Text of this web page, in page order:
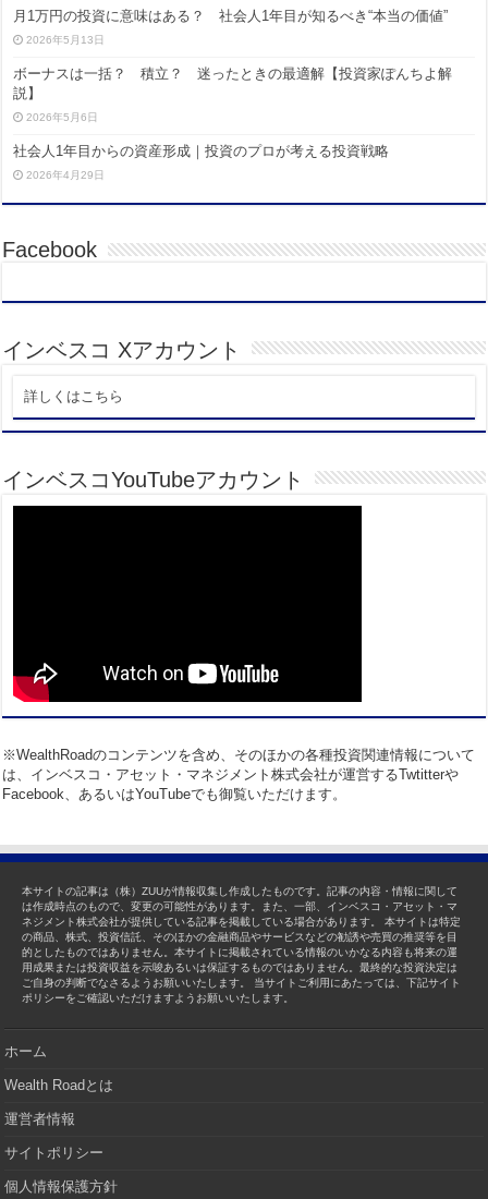
月1万円の投資に意味はある？ 社会人1年目が知るべき“本当の価値”
2026年5月13日
ボーナスは一括？ 積立？ 迷ったときの最適解【投資家ぽんちよ解
説】
2026年5月6日
社会人1年目からの資産形成｜投資のプロが考える投資戦略
2026年4月29日
Facebook
インベスコ Xアカウント
詳しくはこちら
インベスコYouTubeアカウント
※WealthRoadのコンテンツを含め、そのほかの各種投資関連情報について
は、インベスコ・アセット・マネジメント株式会社が運営するTwtitterや
Facebook、あるいはYouTubeでも御覧いただけます。
本サイトの記事は（株）ZUUが情報収集し作成したものです。記事の内容・情報に関して
は作成時点のもので、変更の可能性があります。また、一部、インベスコ・アセット・マ
ネジメント株式会社が提供している記事を掲載している場合があります。 本サイトは特定
の商品、株式、投資信託、そのほかの金融商品やサービスなどの勧誘や売買の推奨等を目
的としたものではありません。本サイトに掲載されている情報のいかなる内容も将来の運
用成果または投資収益を示唆あるいは保証するものではありません。最終的な投資決定は
ご自身の判断でなさるようお願いいたします。 当サイトご利用にあたっては、下記サイト
ポリシーをご確認いただけますようお願いいたします。
ホーム
Wealth Roadとは
運営者情報
サイトポリシー
個人情報保護方針